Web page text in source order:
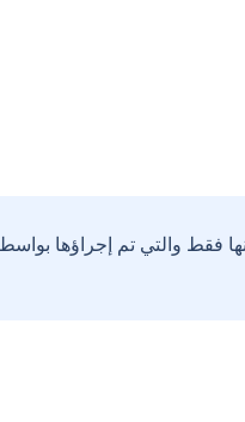
فقط والتي تم إجراؤها